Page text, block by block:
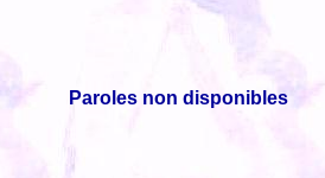
Paroles non disponibles